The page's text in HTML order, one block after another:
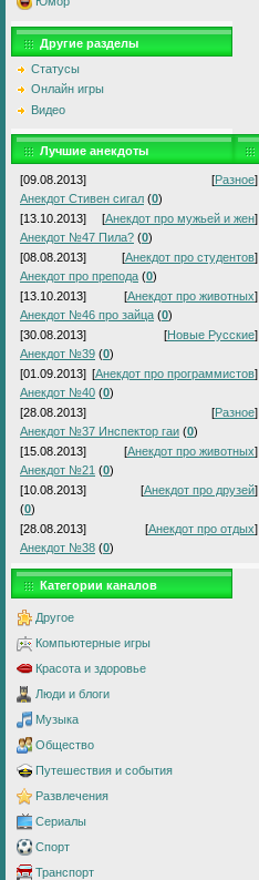
Другие разделы
Статусы
Онлайн игры
Видео
Лучшие анекдоты
[09.08.2013] [Разное]
Анекдот Стивен сигал (0)
[13.10.2013]
[Анекдот про мужьей и жен]
Анекдот №47 Пила? (0)
[08.08.2013]
[Анекдот про студентов]
Анекдот про препода (0)
[13.10.2013]
[Анекдот про животных]
Анекдот №46 про зайца (0)
[30.08.2013]
[Новые Русские]
Анекдот №39 (0)
[01.09.2013] [Анекдот про программистов]
Анекдот №40 (0)
[28.08.2013]
[Разное]
Анекдот №37 Инспектор гаи (0)
[15.08.2013]
[Анекдот про животных]
Анекдот №21 (0)
[10.08.2013]
[Анекдот про друзей]
(0)
[28.08.2013]
[Анекдот про отдых]
Анекдот №38 (0)
Категории каналов
Другое
Компьютерные игры
Красота и здоровье
Люди и блоги
Музыка
Общество
Путешествия и события
Развлечения
Сериалы
Спорт
Транспорт